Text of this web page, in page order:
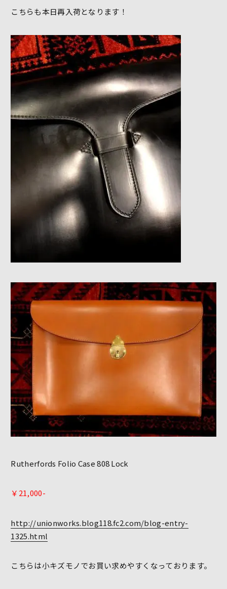
こちらも本日再入荷となります！
Rutherfords Folio Case 808 Lock
￥21,000-
http://unionworks.blog118.fc2.com/blog-entry-
1325.html
こちらは小キズモノでお買い求めやすくなっております。